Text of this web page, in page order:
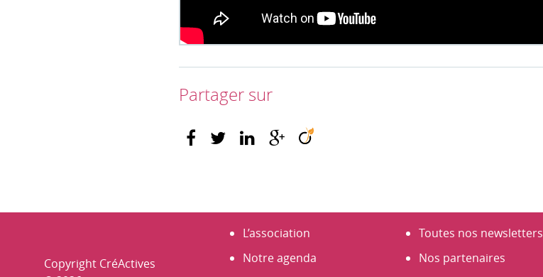
Partager sur
Copyright CréActives
L’association
Notre agenda
Toutes nos newsletters
Nos partenaires